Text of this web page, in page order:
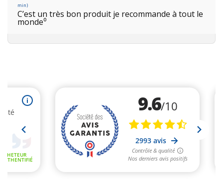
min)
C’est un très bon produit je recommande à tout le
monde⁰